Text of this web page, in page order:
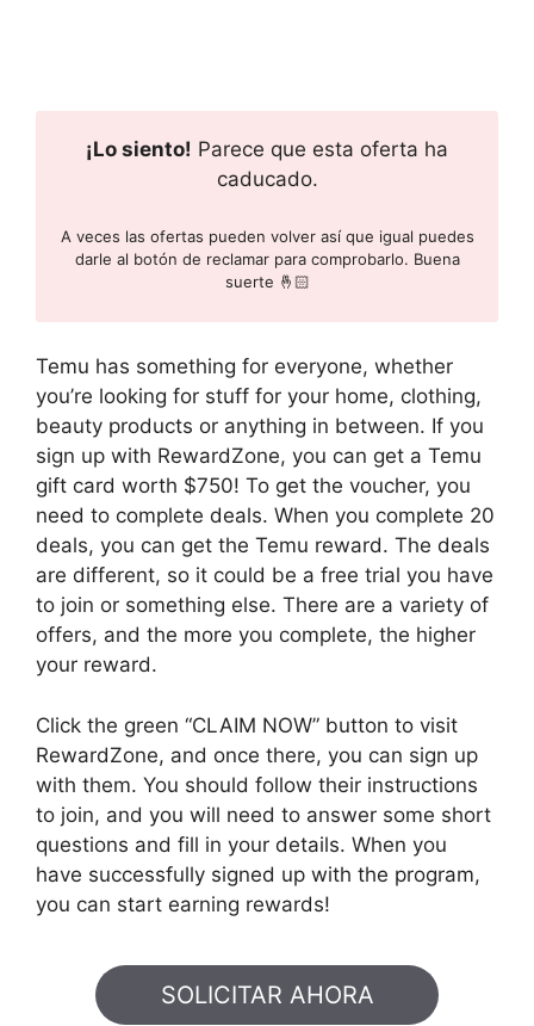
¡Lo siento! Parece que esta oferta ha
caducado.
A veces las ofertas pueden volver así que igual puedes
darle al botón de reclamar para comprobarlo. Buena
suerte 🤞🏻
Temu has something for everyone, whether
you’re looking for stuff for your home, clothing,
beauty products or anything in between. If you
sign up with RewardZone, you can get a Temu
gift card worth $750! To get the voucher, you
need to complete deals. When you complete 20
deals, you can get the Temu reward. The deals
are different, so it could be a free trial you have
to join or something else. There are a variety of
offers, and the more you complete, the higher
your reward.
Click the green “CLAIM NOW” button to visit
RewardZone, and once there, you can sign up
with them. You should follow their instructions
to join, and you will need to answer some short
questions and fill in your details. When you
have successfully signed up with the program,
you can start earning rewards!
SOLICITAR AHORA